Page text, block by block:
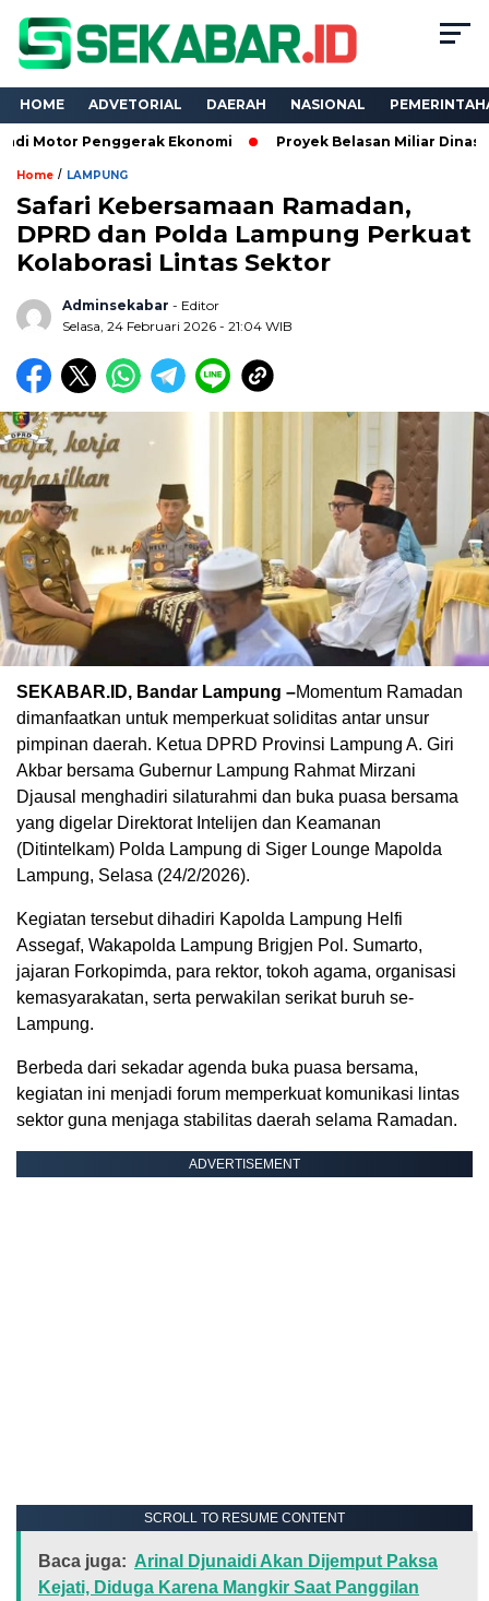
HOME ADVETORIAL DAERAH NASIONAL
Ekonomi Proyek Belasan Miliar Dinas PKPCK
Home / LAMPUNG
Safari Kebersamaan Ramadan,
DPRD dan Polda Lampung Perkuat
Kolaborasi Lintas Sektor
Adminsekabar - Editor
Selasa, 24 Februari 2026 - 21:04 WIB
SEKABAR.ID, Bandar Lampung –Momentum Ramadan
dimanfaatkan untuk memperkuat soliditas antar unsur
pimpinan daerah. Ketua DPRD Provinsi Lampung A. Giri
Akbar bersama Gubernur Lampung Rahmat Mirzani
Djausal menghadiri silaturahmi dan buka puasa bersama
yang digelar Direktorat Intelijen dan Keamanan
(Ditintelkam) Polda Lampung di Siger Lounge Mapolda
Lampung, Selasa (24/2/2026).
Kegiatan tersebut dihadiri Kapolda Lampung Helfi
Assegaf, Wakapolda Lampung Brigjen Pol. Sumarto,
jajaran Forkopimda, para rektor, tokoh agama, organisasi
kemasyarakatan, serta perwakilan serikat buruh se-
Lampung.
Berbeda dari sekadar agenda buka puasa bersama,
kegiatan ini menjadi forum memperkuat komunikasi lintas
sektor guna menjaga stabilitas daerah selama Ramadan.
ADVERTISEMENT
SCROLL TO RESUME CONTENT
Baca juga: Arinal Djunaidi Akan Dijemput Paksa
Kejati, Diduga Karena Mangkir Saat Panggilan